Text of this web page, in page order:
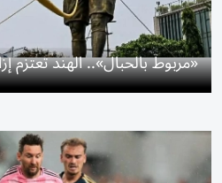
«مربوط بالحبال».. الهند تعتزم